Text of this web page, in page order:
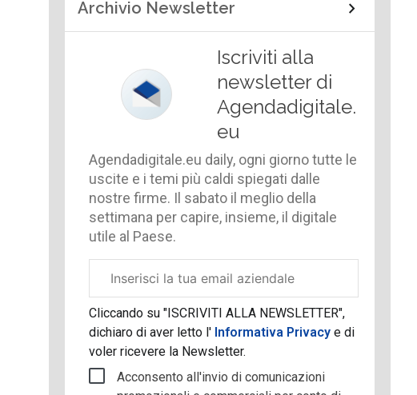
Archivio Newsletter
Iscriviti alla
newsletter di
Agendadigitale.
eu
Agendadigitale.eu daily, ogni giorno tutte le
uscite e i temi più caldi spiegati dalle
nostre firme. Il sabato il meglio della
settimana per capire, insieme, il digitale
utile al Paese.
aziendale
Cliccando su "ISCRIVITI ALLA NEWSLETTER",
dichiaro di aver letto l' Informativa Privacye di
voler ricevere la Newsletter.
Acconsento all'invio di comunicazioni